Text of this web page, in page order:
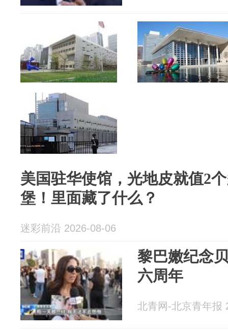
美国驻华使馆，光地皮就值2
堡！里面藏了什么？
迷彩前沿 2026-08-06
黎巴嫩纪念
六周年
北青网-北京青年报